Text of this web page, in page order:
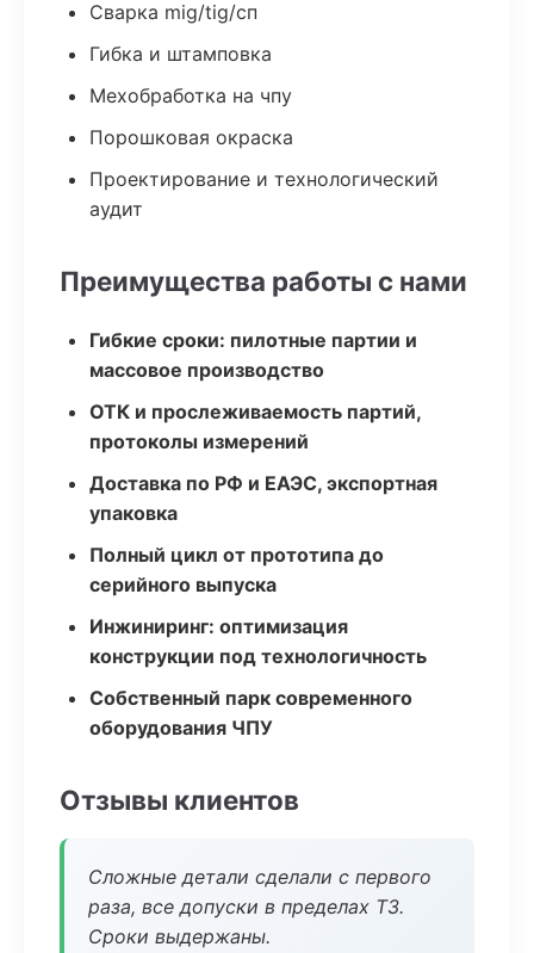
Сварка mig/tig/сп
Гибка и штамповка
Мехобработка на чпу
Порошковая окраска
Проектирование и технологический
аудит
Преимущества работы с нами
Гибкие сроки: пилотные партии и
массовое производство
ОТК и прослеживаемость партий,
протоколы измерений
Доставка по РФ и ЕАЭС, экспортная
упаковка
Полный цикл от прототипа до
серийного выпуска
Инжиниринг: оптимизация
конструкции под технологичность
Собственный парк современного
оборудования ЧПУ
Отзывы клиентов
Сложные детали сделали с первого
раза, все допуски в пределах ТЗ.
Сроки выдержаны.